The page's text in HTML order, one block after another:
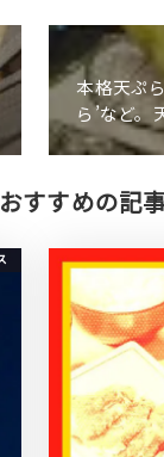
本格天ぷ
ら’など
すすめの記